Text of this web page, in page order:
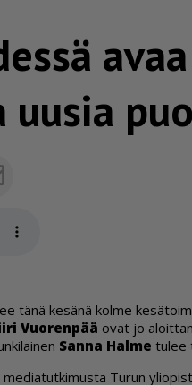
avaa
uusia
Sähköposti
tänä ke­sä­nä kol­me
Vuo­ren­pää ovat jo
San­na Hal­me tu­lee
Tu­run